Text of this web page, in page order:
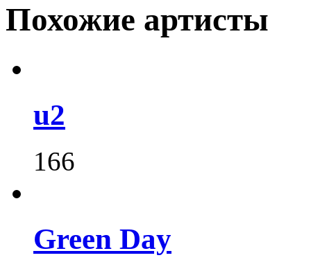
Похожие артисты
u2
166
Green Day